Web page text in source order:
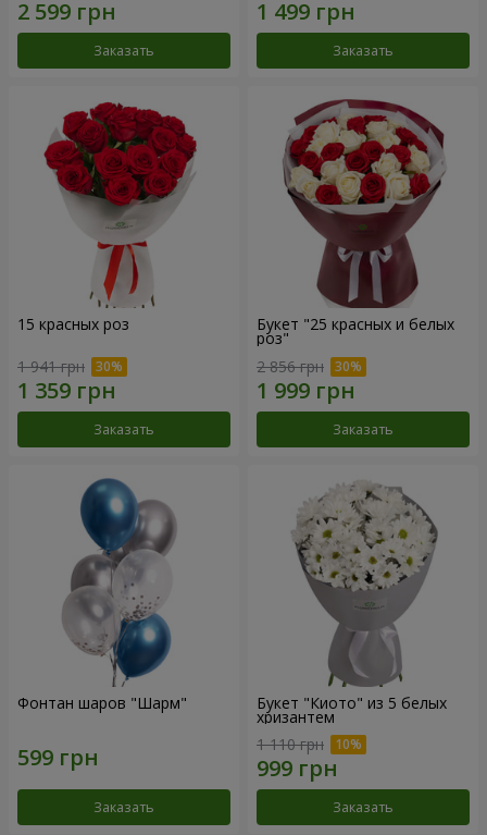
Заказать Заказать
15 красных роз
1 941 грн
Заказать
Букет "25 красных и белых
роз"
2 856 грн
Заказать
Фонтан шаров "Шарм"
Заказать
Букет "Киото" из 5 белых
хризантем
1 110 грн
Заказать